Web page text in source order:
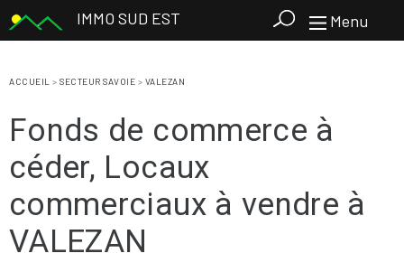
IMMO SUD EST Menu
ACCUEIL > SECTEUR SAVOIE > VALEZAN
Fonds de commerce à
céder, Locaux
commerciaux à vendre à
VALEZAN